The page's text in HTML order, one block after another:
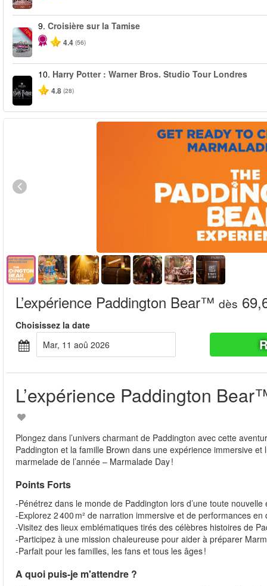
-10%
9. Croisière sur la Tamise
4.4 (56)
10. Harry Potter : Warner Bros. Studio Tour Londres
4.8 (28)
L’expérience Paddington Bear™ dès
Choisissez la date
mar, 11 aoû 2026
L’expérience Paddington
Plongez dans l’univers charmant de Paddington avec cette
Paddington et la famille Brown dans une expérience immersive
marmelade de l’année – Marmalade Day !
Points Forts
-Pénétrez dans le monde de Paddington lors d’une toute
-Explorez 2 400 m² de narration immersive et de performances en
-Visitez des lieux emblématiques tirés des célèbres histoires de
-Participez à une mission chaleureuse pour aider à préparer
-Parfait pour les familles, les fans et tous les âges !
A quoi puis-je m'attendre ?